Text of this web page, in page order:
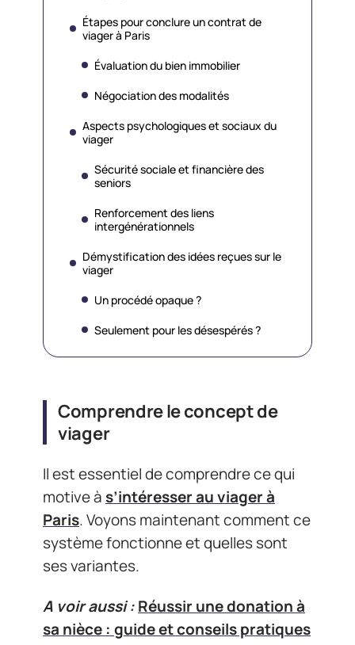
Étapes pour conclure un contrat de
viager à Paris
Évaluation du bien immobilier
Négociation des modalités
Aspects psychologiques et sociaux du
viager
Sécurité sociale et financière des
seniors
Renforcement des liens
intergénérationnels
Démystification des idées reçues sur le
viager
Un procédé opaque ?
Seulement pour les désespérés ?
Comprendre le concept de
viager
Il est essentiel de comprendre ce qui
motive à s’intéresser au viager à
Paris. Voyons maintenant comment ce
système fonctionne et quelles sont
ses variantes.
A voir aussi :Réussir une donation à
sa nièce : guide et conseils pratiques